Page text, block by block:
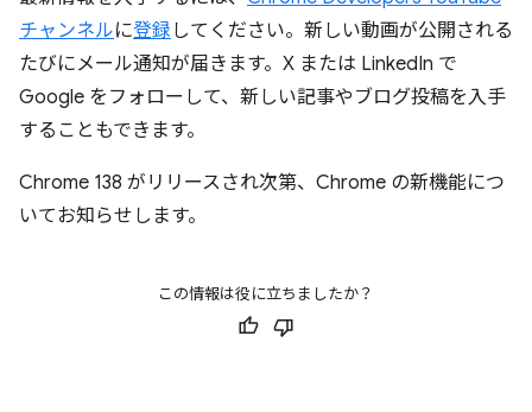
チャンネルに登録 してください。新しい動画が公開される
たびにメール通知が届きます。X または LinkedIn で
Google をフォローして、新しい記事やブログ投稿を入手
することもできます。
Chrome 138 がリリースされ次第、Chrome の新機能につ
いてお知らせします。
この情報は役に立ちましたか？